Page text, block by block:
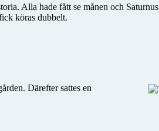
Alla hade fått se månen och
köras dubbelt.
Därefter sattes en